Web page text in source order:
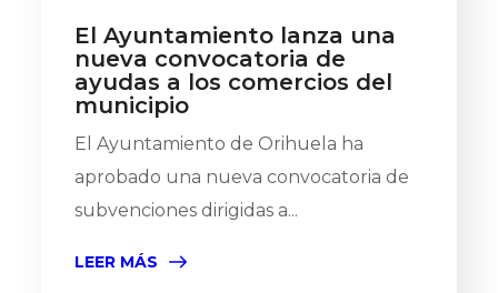
El Ayuntamiento lanza una
nueva convocatoria de
ayudas a los comercios del
municipio
El Ayuntamiento de Orihuela ha
aprobado una nueva convocatoria de
subvenciones dirigidas a...
LEER MÁS